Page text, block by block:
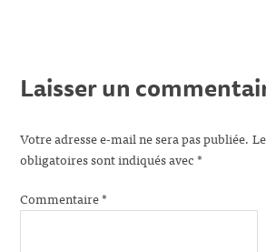
Laisser un
Votre adresse e-mail ne sera pas publiée.
obligatoires sont indiqués avec*
Commentaire*